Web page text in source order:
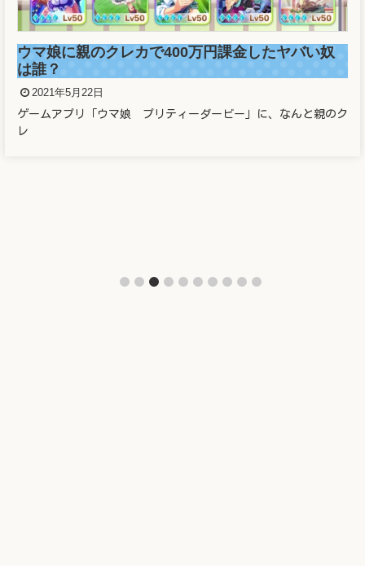
ウマ娘に親のクレカで400万円課金したヤバい奴
は誰？
2021年5月22日
ゲームアプリ「ウマ娘 プリティーダービー」に、なんと親のク
レ